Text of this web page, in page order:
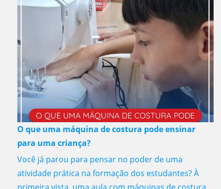
O que uma máquina de costura pode ensinar
para uma criança?
Você já parou para pensar no poder de uma
atividade prática na formação dos estudantes? À